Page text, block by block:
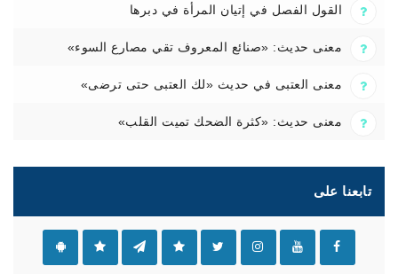
القول الفصل في إتيان المرأة في دبرها
معنى حديث: «صنائع المعروف تقي مصارع السوء»
معنى العتبى في حديث «لك العتبى حتى ترضى»
معنى حديث: «كثرة الضحك تميت القلب»
تابعنا على